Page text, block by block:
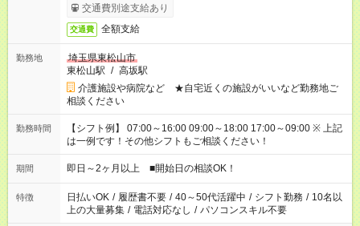
交通費別途支給あり
交通費 全額支給
勤務地
埼玉県東松山市
東松山駅 / 高坂駅
介護施設や病院など ★自宅近くの施設がいいなど勤務地ご
相談ください
勤務時間
【シフト例】 07:00～16:00 09:00～18:00 17:00～09:00 ※ 上記
は一例です！その他シフトもご相談ください！
期間 即日～2ヶ月以上 ■開始日の相談OK！
特徴 日払いOK / 履歴書不要 / 40～50代活躍中 / シフト勤務 / 10名以
上の大量募集 / 電話対応なし / パソコンスキル不要